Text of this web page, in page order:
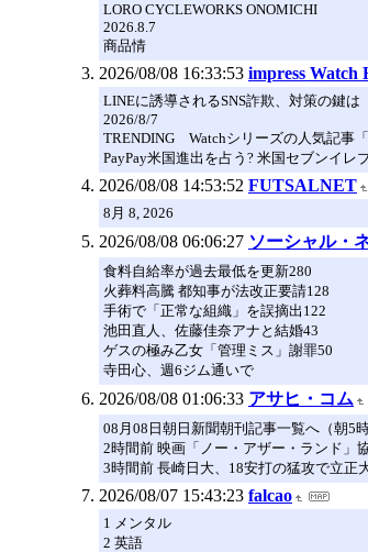
LORO CYCLEWORKS ONOMICHI
2026.8.7
商品情
2026/08/08 16:33:53 impress Watch
LINEに誘導されるSNS詐欺、対策の鍵は
2026/8/7
TRENDING Watchシリーズの人気記事
PayPay米国進出を占う? 米国セブンイレ
2026/08/08 14:53:52 FUTSALNET
8月 8, 2026
2026/08/08 06:06:27 ソーシャル・
食料自給率が過去最低を更新280
火葬料高騰 都知事が法改正要請128
手術で「正常な組織」を誤摘出122
池田直人、佐藤佳奈アナと結婚43
ゲスの極み乙女「管理ミス」謝罪50
寺田心、週6ジム通いで
2026/08/08 01:06:33 アサヒ・コム
08月08日朝日新聞朝刊記事一覧へ（朝5時
2時間前 映画「ノー・アザー・ランド
3時間前 長崎日大、18安打の猛攻で立
2026/08/07 15:43:23 falcao
1 メンタル
2 英語